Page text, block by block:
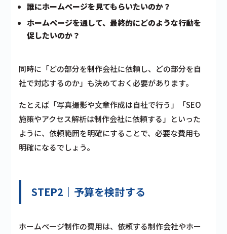
誰にホームページを見てもらいたいのか？
ホームページを通して、最終的にどのような行動を
促したいのか？
同時に「どの部分を制作会社に依頼し、どの部分を自
社で対応するのか」も決めておく必要があります。
たとえば「写真撮影や文章作成は自社で行う」「SEO
施策やアクセス解析は制作会社に依頼する」といった
ように、依頼範囲を明確にすることで、必要な費用も
明確になるでしょう。
STEP2｜予算を検討する
ホームページ制作の費用は、依頼する制作会社やホー